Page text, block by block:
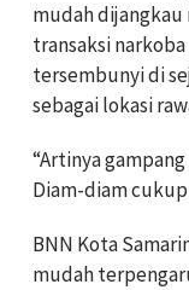
mudah dijangkau
transaksi
tersembunyi di
sebagai lokasi
“Artinya
Diam-diam cukup
BNN Kota
mudah